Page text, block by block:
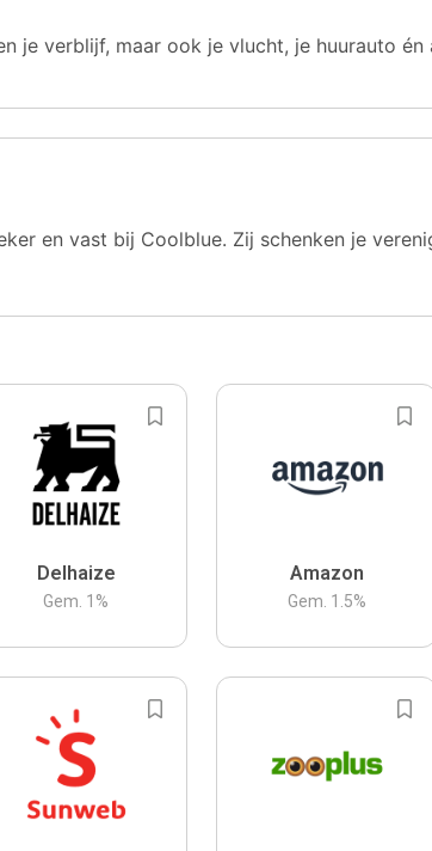
je verblijf, maar ook je vlucht, je huurauto én
en vast bij Coolblue. Zij schenken je
Delhaize
Gem. 1 %
Amazon
Gem. 1.5%